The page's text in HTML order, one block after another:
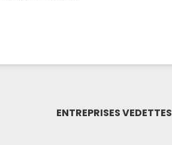
ENTREPRISES VEDETTES